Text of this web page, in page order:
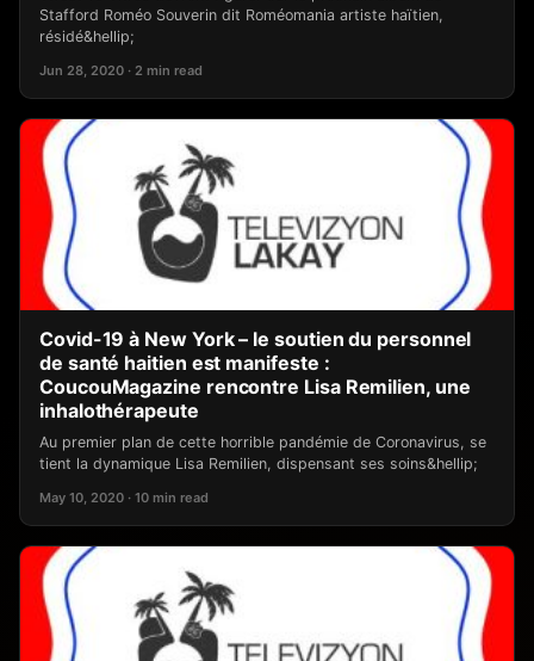
Stafford Roméo Souverin dit Roméomania artiste haïtien,
résidé&hellip;
Jun 28, 2020 · 2 min read
Covid-19 à New York – le soutien du personnel
de santé haitien est manifeste :
CoucouMagazine rencontre Lisa Remilien, une
inhalothérapeute
Au premier plan de cette horrible pandémie de Coronavirus, se
tient la dynamique Lisa Remilien, dispensant ses soins&hellip;
May 10, 2020 · 10 min read